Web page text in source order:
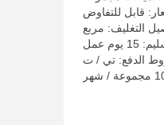
قابل للتفاوض
التغليف: مربع
عمل
الدفع: تي / ت